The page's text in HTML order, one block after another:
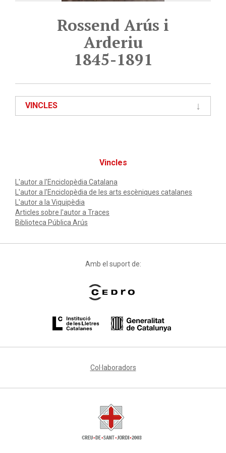
Rossend Arús i
Arderiu
1845-1891
VINCLES
Vincles
L'autor a l'Enciclopèdia Catalana
L'autor a l'Enciclopèdia de les arts escèniques catalanes
L'autor a la Viquipèdia
Articles sobre l'autor a Traces
Biblioteca Pública Arús
Amb el suport de:
Col·laboradors